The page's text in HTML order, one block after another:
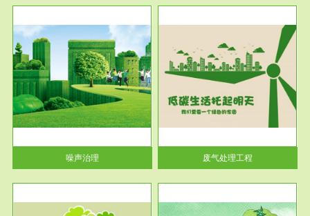
噪声治理
服务范围
废气处理工程
废气处理工程